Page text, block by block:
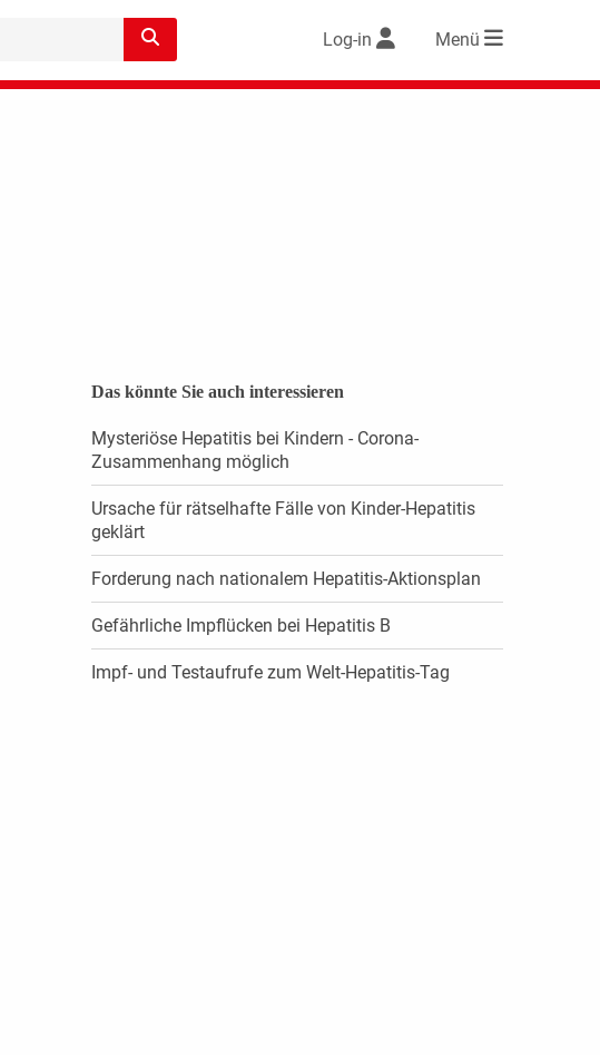
Log-in Menü
Das könnte Sie auch interessieren
Mysteriöse Hepatitis bei Kindern - Corona-
Zusammenhang möglich
Ursache für rätselhafte Fälle von Kinder-Hepatitis
geklärt
Forderung nach nationalem Hepatitis-Aktionsplan
Gefährliche Impflücken bei Hepatitis B
Impf- und Testaufrufe zum Welt-Hepatitis-Tag